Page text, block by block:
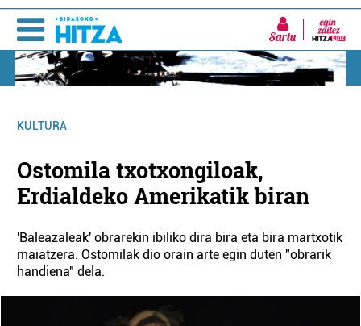
Sartu
KULTURA
Ostomila txotxongiloak,
Erdialdeko Amerikatik biran
'Baleazaleak' obrarekin ibiliko dira bira eta bira martxotik
maiatzera. Ostomilak dio orain arte egin duten "obrarik
handiena" dela.